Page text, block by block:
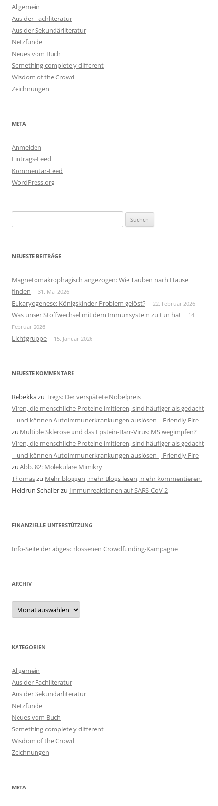
Allgemein
Aus der Fachliteratur
Aus der Sekundärliteratur
Netzfunde
Neues vom Buch
Something completely different
Wisdom of the Crowd
Zeichnungen
META
Anmelden
Eintrags-Feed
Kommentar-Feed
WordPress.org
nach:
NEUESTE BEITRÄGE
Magnetomakrophagisch angezogen: Wie Tauben nach Hause
finden
31. Mai 2026
Eukaryogenese: Königskinder-Problem gelöst? 22. Februar 2026
Was unser Stoffwechsel mit dem Immunsystem zu tun hat
14.
Februar 2026
Lichtgruppe 15. Januar 2026
NEUESTE KOMMENTARE
Rebekkazu Tregs: Der verspätete Nobelpreis
Viren, die menschliche Proteine imitieren, sind häufiger als gedacht
– und können Autoimmunerkrankungen auslösen | Friendly Fire
zu Multiple Sklerose und das Epstein-Barr-Virus: MS wegimpfen?
Viren, die menschliche Proteine imitieren, sind häufiger als gedacht
– und können Autoimmunerkrankungen auslösen | Friendly Fire
zu Abb. 82: Molekulare Mimikry
Thomaszu Mehr bloggen, mehr Blogs lesen, mehr kommentieren.
Heidrun Schallerzu Immunreaktionen auf SARS-CoV-2
FINANZIELLE UNTERSTÜTZUNG
Info-Seite der abgeschlossenen Crowdfunding-Kampagne
ARCHIV
Archiv
KATEGORIEN
Allgemein
Aus der Fachliteratur
Aus der Sekundärliteratur
Netzfunde
Neues vom Buch
Something completely different
Wisdom of the Crowd
Zeichnungen
META